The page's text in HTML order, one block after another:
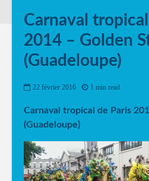
Carnaval
2014 – Golden
(Guadeloupe)
22 février 2016 1 min read
Carnaval tropical de Paris
(Guadeloupe)